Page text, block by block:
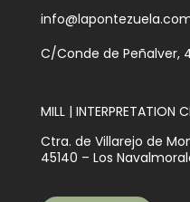
C/Conde de Peñalver,
MILL | INTERPRETATION
Ctra. de Villarejo de
45140 – Los